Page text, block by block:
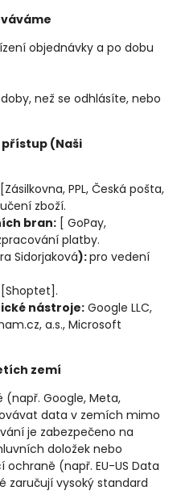
objednávky a po dobu
než se odhlásíte, nebo
přístup (Naši
[Zásilkovna, PPL, Česká pošta,
zboží.
bran: [ GoPay,
platby.
Sidorjaková):pro vedení
[Shoptet].
nástroje: Google LLC,
a.s., Microsoft
zemí
(např. Google, Meta,
data v zemích mimo
je zabezpečeno na
doložek nebo
(např. EU-US Data
zaručují vysoký standard